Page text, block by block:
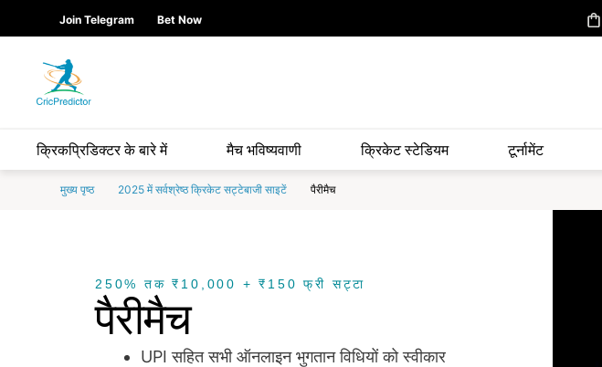
Skip to Main content
Join Telegram Bet Now
क्रिकप्रिडिक्टर के बारे में मैच भविष्यवाणी क्रिकेट स्टेडियम टूर्नामेंट
मुख्य पृष्ठ 2025 में सर्वश्रेष्ठ क्रिकेट सट्टेबाजी साइटें पैरीमैच
content
250% तक ₹10,000 + ₹150 फ्री सट्टा
पैरीमैच
UPI सहित सभी ऑनलाइन भुगतान विधियों को स्वीकार